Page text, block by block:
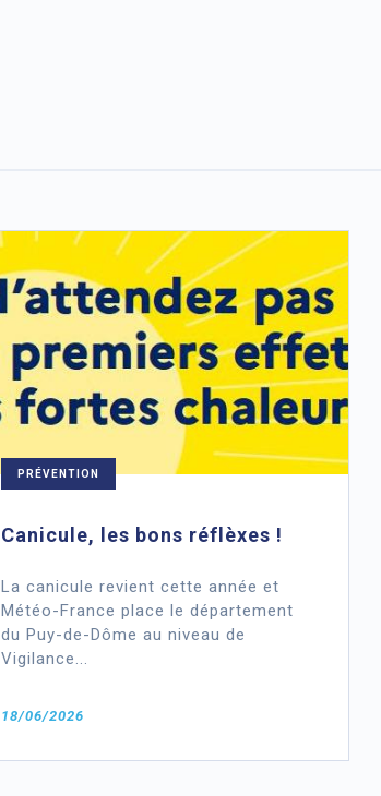
PRÉVENTION
Canicule, les bons réflèxes !
La canicule revient cette année et
Météo-France place le département
du Puy-de-Dôme au niveau de
Vigilance...
18/06/2026